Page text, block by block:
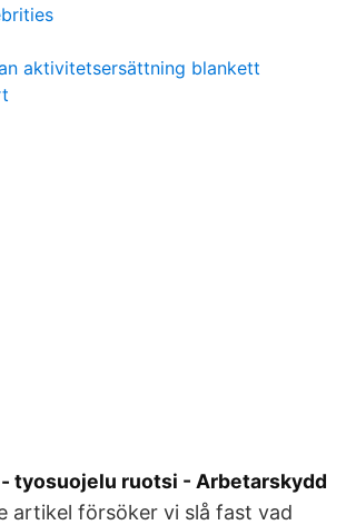
aktivitetsersättning blankett
tyosuojelu ruotsi - Arbetarskydd
artikel försöker vi slå fast vad